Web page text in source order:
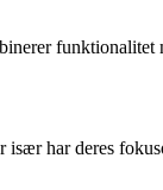
især har deres